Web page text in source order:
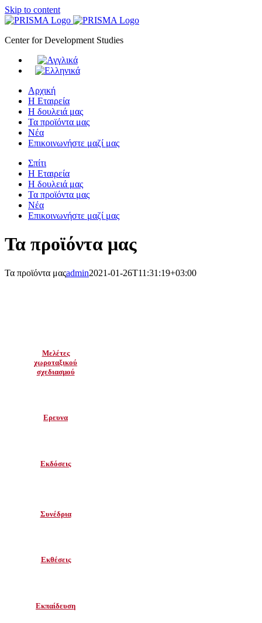
Skip to content
Center for Development Studies
Αρχική
Η Εταιρεία
Η δουλειά μας
Τα προϊόντα μας
Νέα
Επικοινωνήστε μαζί μας
Σπίτι
Η Εταιρεία
Η δουλειά μας
Τα προϊόντα μας
Νέα
Επικοινωνήστε μαζί μας
Τα προϊόντα μας
Τα προϊόντα μαςadmin2021-01-26T11:31:19+03:00
Μελέτες
χωροταξικού
σχεδιασμού
Ερευνα
Εκδόσεις
Συνέδρια
Εκθέσεις
Εκπαίδευση